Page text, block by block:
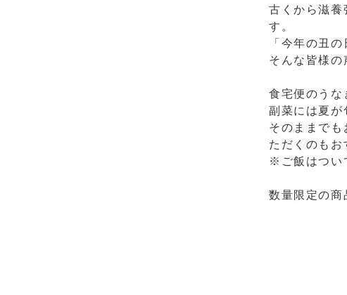
古くから滋養
す。
「今年の丑
そんな皆様の
食宅便のうな
副菜には夏が
そのままで
ただくのも
※ご飯はつい
数量限定の商